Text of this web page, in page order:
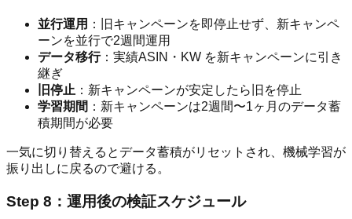
並行運用 ：旧キャンペーンを即停止せず、新キャンペ
ーンを並行で2週間運用
データ移行：実績ASIN・KW を新キャンペーンに引き
継ぎ
旧停止 ：新キャンペーンが安定したら旧を停止
学習期間 ：新キャンペーンは2週間〜1ヶ月のデータ蓄
積期間が必要
一気に切り替えるとデータ蓄積がリセットされ、機械学習が
振り出しに戻るので避ける。
Step 8：運用後の検証スケジュール